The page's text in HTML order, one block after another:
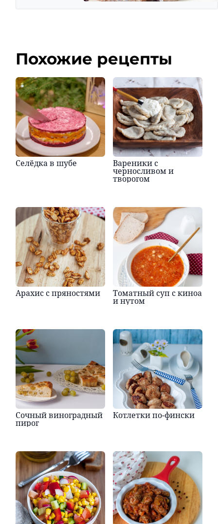
Похожие рецепты
Селёдка в шубе Вареники с
черносливом и
творогом
Арахис с пряностями Томатный суп с киноа
и нутом
Сочный виноградный
пирог
Котлетки по-фински